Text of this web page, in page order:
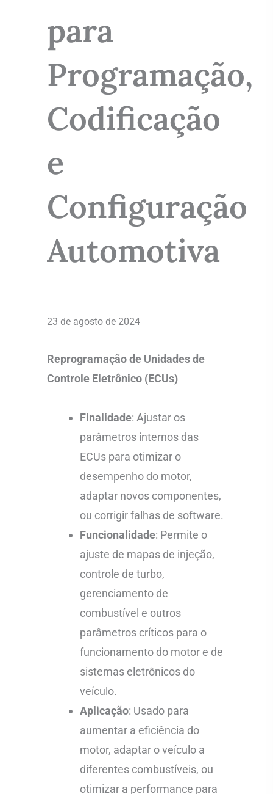
para
Programação,
Codificação
e
Configuração
Automotiva
23 de agosto de 2024
Reprogramação de Unidades de
Controle Eletrônico (ECUs)
Finalidade: Ajustar os
parâmetros internos das
ECUs para otimizar o
desempenho do motor,
adaptar novos componentes,
ou corrigir falhas de software.
Funcionalidade: Permite o
ajuste de mapas de injeção,
controle de turbo,
gerenciamento de
combustível e outros
parâmetros críticos para o
funcionamento do motor e de
sistemas eletrônicos do
veículo.
Aplicação: Usado para
aumentar a eficiência do
motor, adaptar o veículo a
diferentes combustíveis, ou
otimizar a performance para